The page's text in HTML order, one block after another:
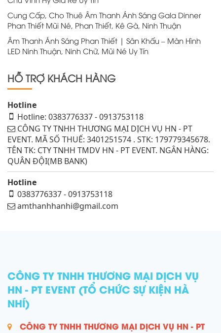
Cung Cấp, Cho Thuê Âm Thanh Ánh Sáng Gala Dinner
Phan Thiết Mũi Né, Phan Thiết, Kê Gà, Ninh Thuận
Âm Thanh Ánh Sáng Phan Thiết | Sân Khấu – Màn Hình
LED Ninh Thuận, Ninh Chữ, Mũi Né Uy Tín
HỖ TRỢ KHÁCH HÀNG
Hotline
Hotline: 0383776337 - 0913753118
CÔNG TY TNHH THƯƠNG MẠI DỊCH VỤ HN - PT
EVENT. MÃ SỐ THUẾ: 3401251574 . STK: 179779345678.
TÊN TK: CTY TNHH TMDV HN - PT EVENT. NGÂN HÀNG:
QUÂN ĐỘI(MB BANK)
Hotline
0383776337 - 0913753118
amthanhhanhi@gmail.com
CÔNG TY TNHH THƯƠNG MẠI DỊCH VỤ
HN - PT EVENT (TỔ CHỨC SỰ KIỆN HÀ
NHÍ)
CÔNG TY TNHH THƯƠNG MẠI DỊCH VỤ HN - PT